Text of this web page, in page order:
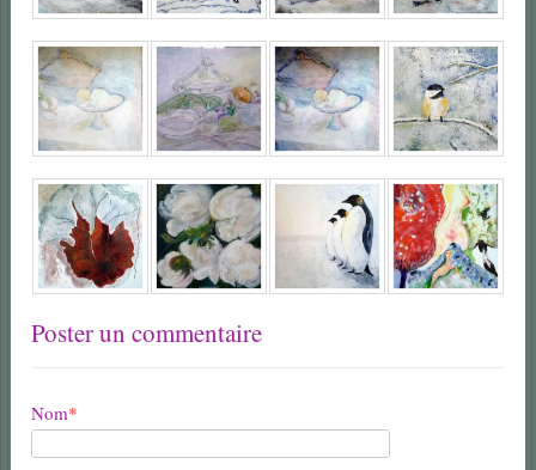
Poster un commentaire
Nom*